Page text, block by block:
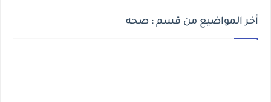
أخر المواضيع من قسم : صحه